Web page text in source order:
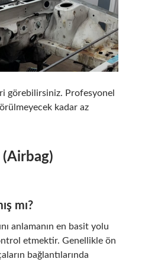
görebilirsiniz. Profesyonel
kadar az
(Airbag)
mı?
anlamanın en basit yolu
etmektir. Genellikle ön
bağlantılarında